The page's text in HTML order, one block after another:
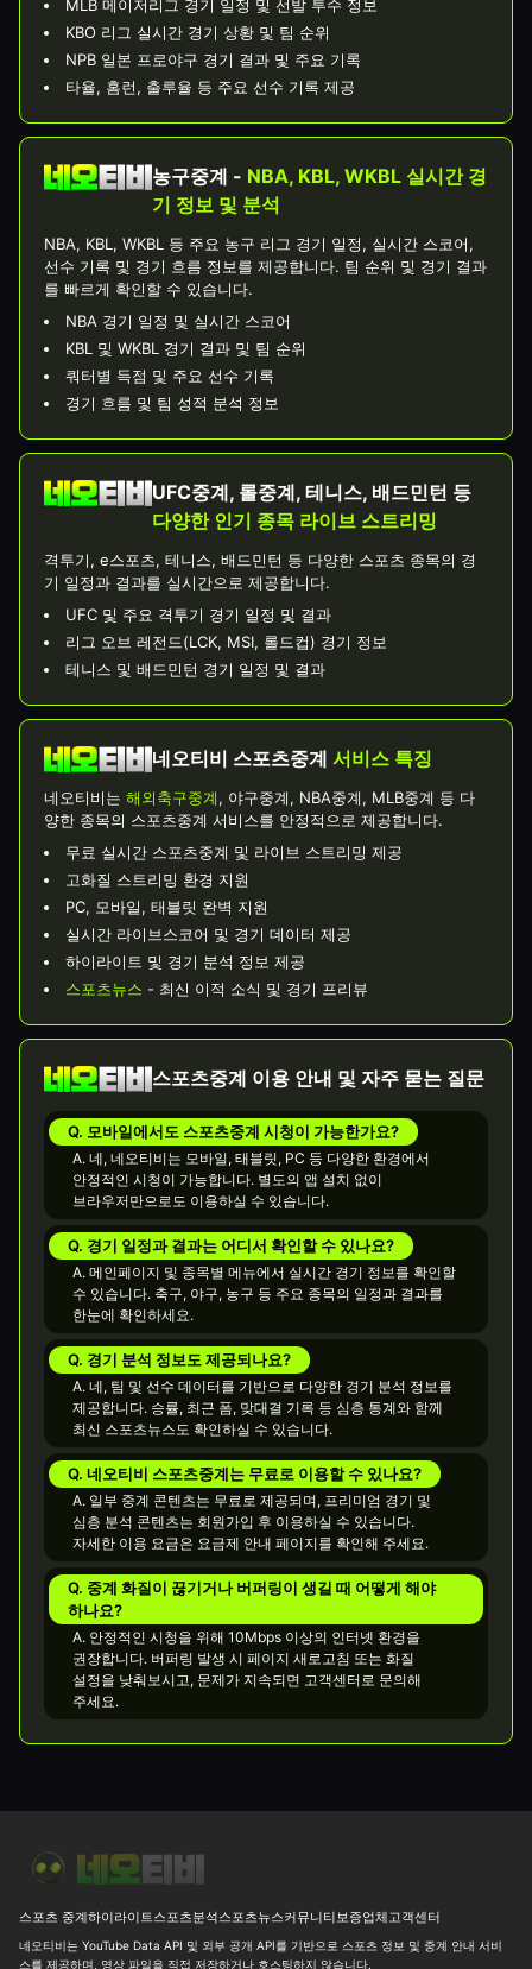
MLB 메이저리그 경기 일정 및 선발 투수 정보
KBO 리그 실시간 경기 상황 및 팀 순위
NPB 일본 프로야구 경기 결과 및 주요 기록
타율, 홈런, 출루율 등 주요 선수 기록 제공
농구중계 - NBA, KBL, WKBL 실시간 경
기 정보 및 분석
NBA, KBL, WKBL 등 주요 농구 리그 경기 일정, 실시간 스코어,
선수 기록 및 경기 흐름 정보를 제공합니다. 팀 순위 및 경기 결과
를 빠르게 확인할 수 있습니다.
NBA 경기 일정 및 실시간 스코어
KBL 및 WKBL 경기 결과 및 팀 순위
쿼터별 득점 및 주요 선수 기록
경기 흐름 및 팀 성적 분석 정보
UFC중계, 롤중계, 테니스, 배드민턴 등
다양한 인기 종목 라이브 스트리밍
격투기, e스포츠, 테니스, 배드민턴 등 다양한 스포츠 종목의 경
기 일정과 결과를 실시간으로 제공합니다.
UFC 및 주요 격투기 경기 일정 및 결과
리그 오브 레전드(LCK, MSI, 롤드컵) 경기 정보
테니스 및 배드민턴 경기 일정 및 결과
네오티비 스포츠중계 서비스 특징
네오티비는 해외축구중계, 야구중계, NBA중계, MLB중계 등 다
양한 종목의 스포츠중계 서비스를 안정적으로 제공합니다.
무료 실시간 스포츠중계 및 라이브 스트리밍 제공
고화질 스트리밍 환경 지원
PC, 모바일, 태블릿 완벽 지원
실시간 라이브스코어 및 경기 데이터 제공
하이라이트 및 경기 분석 정보 제공
스포츠뉴스 - 최신 이적 소식 및 경기 프리뷰
스포츠중계 이용 안내 및 자주 묻는 질문
Q. 모바일에서도 스포츠중계 시청이 가능한가요?
A. 네, 네오티비는 모바일, 태블릿, PC 등 다양한 환경에서
안정적인 시청이 가능합니다. 별도의 앱 설치 없이
브라우저만으로도 이용하실 수 있습니다.
Q. 경기 일정과 결과는 어디서 확인할 수 있나요?
A. 메인페이지 및 종목별 메뉴에서 실시간 경기 정보를 확인할
수 있습니다. 축구, 야구, 농구 등 주요 종목의 일정과 결과를
한눈에 확인하세요.
Q. 경기 분석 정보도 제공되나요?
A. 네, 팀 및 선수 데이터를 기반으로 다양한 경기 분석 정보를
제공합니다. 승률, 최근 폼, 맞대결 기록 등 심층 통계와 함께
최신 스포츠뉴스도 확인하실 수 있습니다.
Q. 네오티비 스포츠중계는 무료로 이용할 수 있나요?
A. 일부 중계 콘텐츠는 무료로 제공되며, 프리미엄 경기 및
심층 분석 콘텐츠는 회원가입 후 이용하실 수 있습니다.
자세한 이용 요금은 요금제 안내 페이지를 확인해 주세요.
Q. 중계 화질이 끊기거나 버퍼링이 생길 때 어떻게 해야
하나요?
A. 안정적인 시청을 위해 10Mbps 이상의 인터넷 환경을
권장합니다. 버퍼링 발생 시 페이지 새로고침 또는 화질
설정을 낮춰보시고, 문제가 지속되면 고객센터로 문의해
주세요.
스포츠 중계하이라이트스포츠분석스포츠뉴스커뮤니티보증업체고객센터
네오티비는 YouTube Data API 및 외부 공개 API를 기반으로 스포츠 정보 및 중계 안내 서비
스를 제공하며, 영상 파일을 직접 저장하거나 호스팅하지 않습니다.